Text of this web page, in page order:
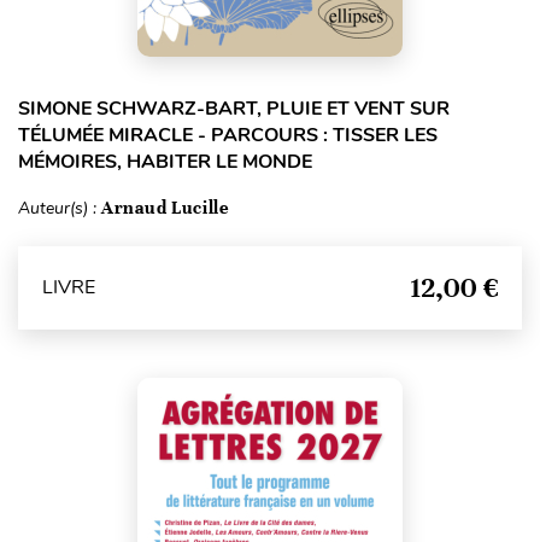
SIMONE SCHWARZ-BART, PLUIE ET VENT SUR
TÉLUMÉE MIRACLE - PARCOURS : TISSER LES
MÉMOIRES, HABITER LE MONDE
Auteur(s) :Arnaud Lucille
LIVRE 12,00 €